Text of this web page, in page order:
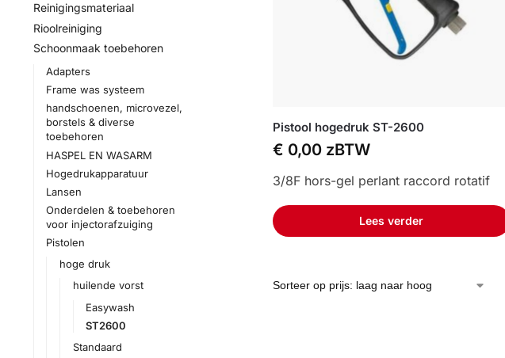
Pistool hogedruk ST-2600
€ 0,00 zBTW
Lees verder
3/8F hors-gel perlant raccord rotatif
Reinigingsmateriaal
Rioolreiniging
Schoonmaak toebehoren
Adapters
Frame was systeem
handschoenen, microvezel,
borstels & diverse
toebehoren
HASPEL EN WASARM
Hogedrukapparatuur
Lansen
Onderdelen & toebehoren
voor injectorafzuiging
Pistolen
hoge druk
huilende vorst
Easywash
ST2600
Standaard